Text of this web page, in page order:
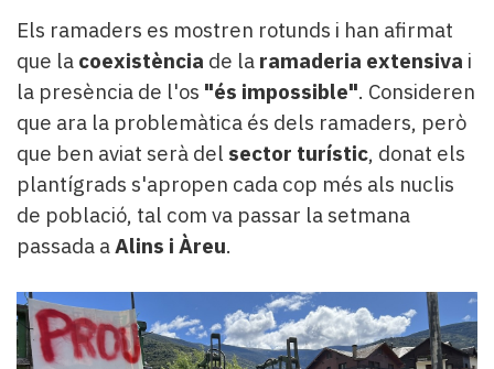
Els ramaders es mostren rotunds i han afirmat
que la coexistència de la ramaderia extensiva i
la presència de l'os "és impossible". Consideren
que ara la problemàtica és dels ramaders, però
que ben aviat serà del sector turístic, donat els
plantígrads s'apropen cada cop més als nuclis
de població, tal com va passar la setmana
passada aAlins i Àreu.